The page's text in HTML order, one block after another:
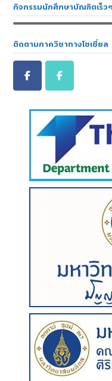
กิจกรรมนักศึกษาบัณฑิตเร็ว
ติดตามภาควิชาทางโซเชี่ยล